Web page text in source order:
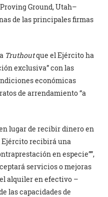
Ground, Utah–
de las principales firmas
Truthoutque el Ejército ha
exclusiva” con las
económicas
de arrendamiento “a
lugar de recibir dinero en
Ejército recibirá una
en especie””,
servicios o mejoras
alquiler en efectivo –
las capacidades de